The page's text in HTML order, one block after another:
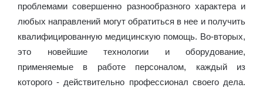
проблемами совершенно разнообразного характера и
любых направлений могут обратиться в нее и получить
квалифицированную медицинскую помощь. Во-вторых,
это новейшие технологии и оборудование,
применяемые в работе персоналом, каждый из
которого - действительно профессионал своего дела.